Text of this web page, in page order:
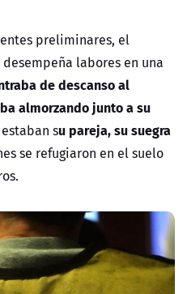
preliminares, el
labores en una
de descanso al
almorzando junto a su
su pareja, su suegra
se refugiaron en el suelo